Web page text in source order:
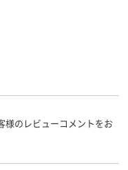
様のレビューコメントをお